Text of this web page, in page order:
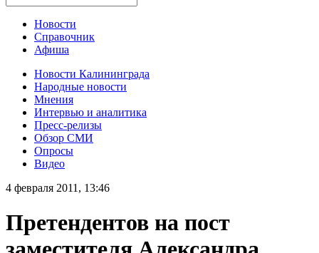
Новости
Справочник
Афиша
Новости Калининграда
Народные новости
Мнения
Интервью и аналитика
Пресс-релизы
Обзор СМИ
Опросы
Видео
4 февраля 2011, 13:46
Претендентов на пост